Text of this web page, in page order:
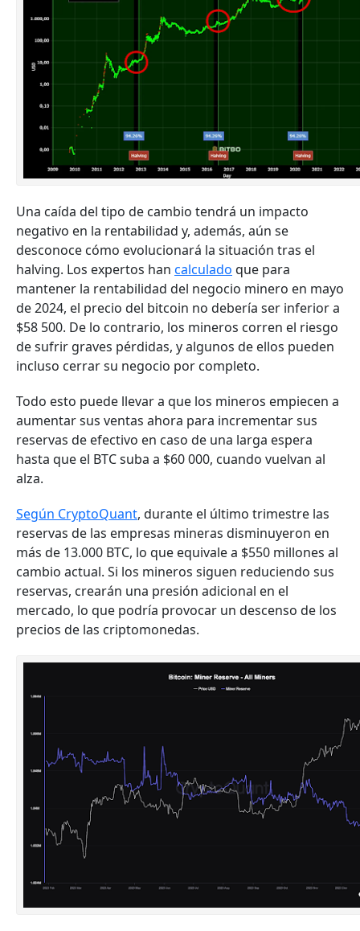
Una caída del tipo de cambio tendrá un impacto
negativo en la rentabilidad y, además, aún se
desconoce cómo evolucionará la situación tras el
halving. Los expertos han calculado que para
mantener la rentabilidad del negocio minero en mayo
de 2024, el precio del bitcoin no debería ser inferior a
$58 500. De lo contrario, los mineros corren el riesgo
de sufrir graves pérdidas, y algunos de ellos pueden
incluso cerrar su negocio por completo.
Todo esto puede llevar a que los mineros empiecen a
aumentar sus ventas ahora para incrementar sus
reservas de efectivo en caso de una larga espera
hasta que el BTC suba a $60 000, cuando vuelvan al
alza.
Según CryptoQuant, durante el último trimestre las
reservas de las empresas mineras disminuyeron en
más de 13.000 BTC, lo que equivale a $550 millones al
cambio actual. Si los mineros siguen reduciendo sus
reservas, crearán una presión adicional en el
mercado, lo que podría provocar un descenso de los
precios de las criptomonedas.